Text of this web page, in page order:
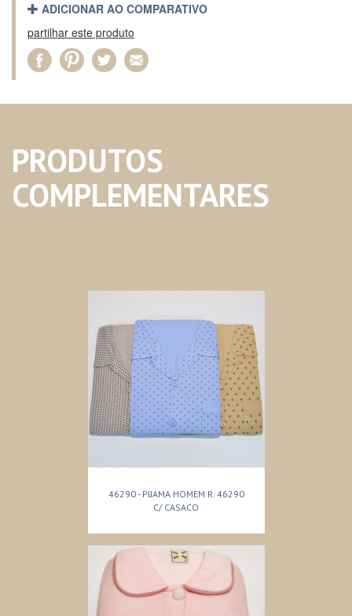
ADICIONAR AO COMPARATIVO
partilhar este produto
PRODUTOS
COMPLEMENTARES
46290 - PIJAMA HOMEM R. 46290
C/ CASACO